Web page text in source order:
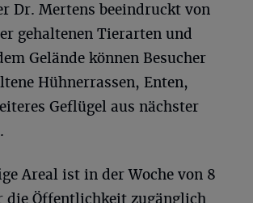
Dr. Mertens beeindruckt von
gehaltenen Tierarten und
Gelände können Besucher
Hühnerrassen, Enten,
Geflügel aus nächster
Areal ist in der Woche von 8
die Öffentlichkeit zugänglich